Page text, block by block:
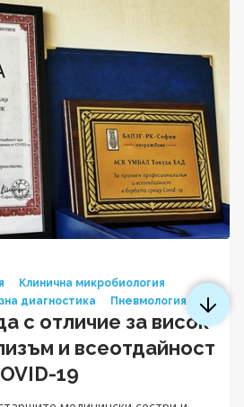
Клинична микробиология
диагностика Пневмология
с отличие за висок
и всеотдайност
19